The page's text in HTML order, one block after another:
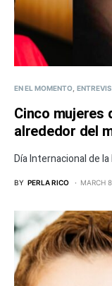
EN EL MOMENTO
Cinco mujeres
alrededor del
Día Internacional de la
BY PERLA RICO MARCH